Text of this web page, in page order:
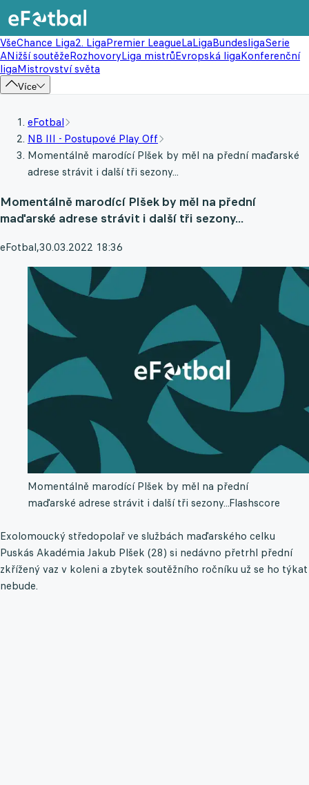
VšeChance Liga2. LigaPremier LeagueLaLigaBundesligaSerie
ANižší soutěžeRozhovoryLiga mistrůEvropská ligaKonferenční
ligaMistrovství světa
Více
eFotbal
NB III - Postupové Play Off
Momentálně marodící Plšek by měl na přední maďarské
adrese strávit i další tři sezony...
Momentálně marodící Plšek by měl na přední
maďarské adrese strávit i další tři sezony...
eFotbal,30.03.2022 18:36
Momentálně marodící Plšek by měl na přední
maďarské adrese strávit i další tři sezony...Flashscore
Exolomoucký středopolař ve službách maďarského celku
Puskás Akadémia Jakub Plšek (28) si nedávno přetrhl přední
zkřížený vaz v koleni a zbytek soutěžního ročníku už se ho týkat
nebude.